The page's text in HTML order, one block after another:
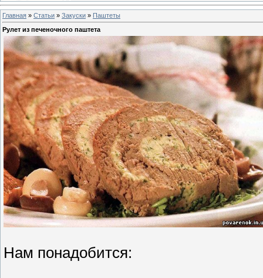
Главная » Статьи » Закуски » Паштеты
Рулет из печеночного паштета
Нам понадобится: